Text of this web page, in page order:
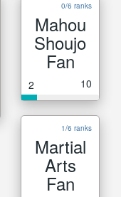
0/6 ranks
Mahou
Shoujo
Fan
2 10
1/6 ranks
Martial
Arts
Fan